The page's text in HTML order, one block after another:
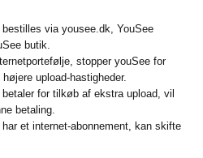
via yousee.dk, YouSee
butik.
stopper youSee for
upload-hastigheder.
betaler for tilkøb af ekstra upload, vil
betaling.
et internet-abonnement, kan skifte